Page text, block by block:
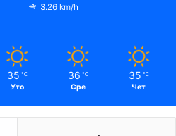
3.26 km/h
35 ℃
Уто
36 ℃
Сре
35 ℃
Чет